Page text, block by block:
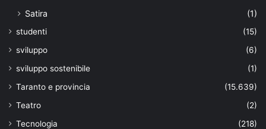
Satira (1)
studenti
(15)
sviluppo
(6)
sviluppo sostenibile
(1)
Taranto e provincia
(15.639)
Teatro
(2)
Tecnologia
(218)